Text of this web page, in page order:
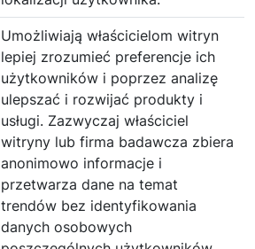
Umożliwiają właścicielom witryn
lepiej zrozumieć preferencje ich
użytkowników i poprzez analizę
ulepszać i rozwijać produkty i
usługi. Zazwyczaj właściciel
witryny lub firma badawcza zbiera
anonimowo informacje i
przetwarza dane na temat
trendów bez identyfikowania
danych osobowych